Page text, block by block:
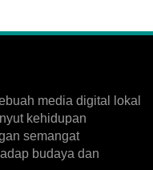
media digital lokal
kehidupan
semangat
budaya dan